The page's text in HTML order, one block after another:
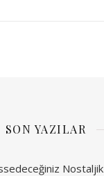
SON YAZILAR
Nostaljik